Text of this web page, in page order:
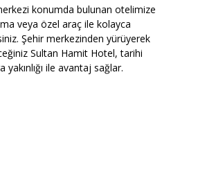
konumda bulunan otelimize
veya özel araç ile kolayca
Şehir merkezinden yürüyerek
Sultan Hamit Hotel, tarihi
yakınlığı ile avantaj sağlar.